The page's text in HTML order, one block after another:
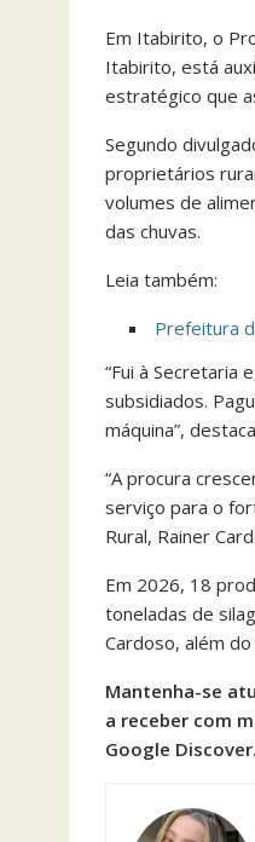
Em Itabirito, o
Itabirito, está
estratégico que
Segundo
proprietários
volumes de
das chuvas.
Leia também:
Prefeitura
“Fui à Secretaria
subsidiados.
máquina”,
“A procura
serviço para o
Rural, Rainer
Em 2026, 18
toneladas de
Cardoso, além
Mantenha-se
a receber com
Google